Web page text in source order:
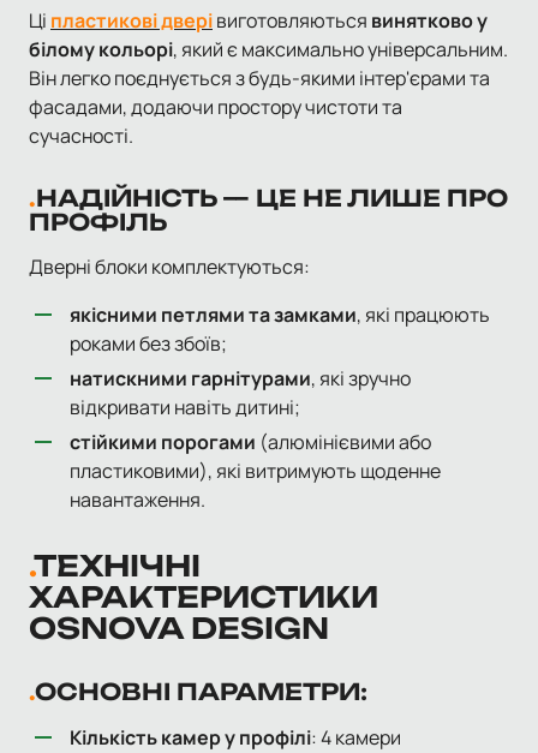
Ці пластикові дверівиготовляються винятково у
білому кольорі, який є максимально універсальним.
Він легко поєднується з будь-якими інтер'єрами та
фасадами, додаючи простору чистоти та
сучасності.
НАДІЙНІСТЬ — ЦЕ НЕ ЛИШЕ ПРО
ПРОФІЛЬ
Дверні блоки комплектуються:
якісними петлями та замками, які працюють
роками без збоїв;
натискними гарнітурами, які зручно
відкривати навіть дитині;
стійкими порогами (алюмінієвими або
пластиковими), які витримують щоденне
навантаження.
ТЕХНІЧНІ
ХАРАКТЕРИСТИКИ
OSNOVA DESIGN
ОСНОВНІ ПАРАМЕТРИ:
Кількість камер у профілі: 4 камери